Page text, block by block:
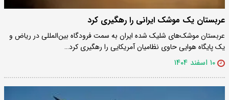
عربستان یک موشک‌ ایرانی را رهگیری کرد
عربستان موشک‌های شلیک شده ایران به سمت فرودگاه بین‌المللی در ریاض و
یک پایگاه هوایی حاوی نظامیان آمریکایی را رهگیری کرد…
۱۰ اسفند ۱۴۰۴